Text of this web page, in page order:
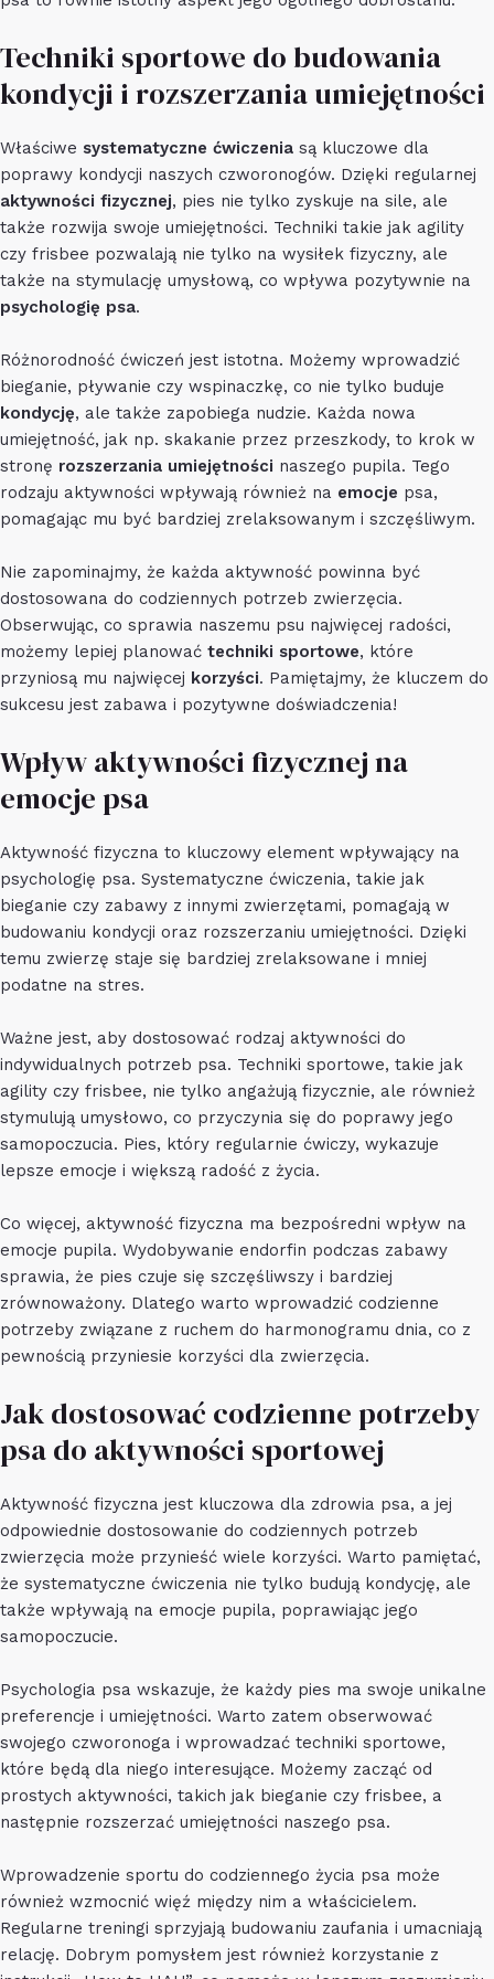
Techniki sportowe do budowania
kondycji i rozszerzania umiejętności
Właściwe systematyczne ćwiczenia są kluczowe dla
poprawy kondycji naszych czworonogów. Dzięki regularnej
aktywności fizycznej, pies nie tylko zyskuje na sile, ale
także rozwija swoje umiejętności. Techniki takie jak agility
czy frisbee pozwalają nie tylko na wysiłek fizyczny, ale
także na stymulację umysłową, co wpływa pozytywnie na
psychologię psa.
Różnorodność ćwiczeń jest istotna. Możemy wprowadzić
bieganie, pływanie czy wspinaczkę, co nie tylko buduje
kondycję, ale także zapobiega nudzie. Każda nowa
umiejętność, jak np. skakanie przez przeszkody, to krok w
stronę rozszerzania umiejętności naszego pupila. Tego
rodzaju aktywności wpływają również na emocje psa,
pomagając mu być bardziej zrelaksowanym i szczęśliwym.
Nie zapominajmy, że każda aktywność powinna być
dostosowana do codziennych potrzeb zwierzęcia.
Obserwując, co sprawia naszemu psu najwięcej radości,
możemy lepiej planować techniki sportowe, które
przyniosą mu najwięcej korzyści. Pamiętajmy, że kluczem do
sukcesu jest zabawa i pozytywne doświadczenia!
Wpływ aktywności fizycznej na
emocje psa
Aktywność fizyczna to kluczowy element wpływający na
psychologię psa. Systematyczne ćwiczenia, takie jak
bieganie czy zabawy z innymi zwierzętami, pomagają w
budowaniu kondycji oraz rozszerzaniu umiejętności. Dzięki
temu zwierzę staje się bardziej zrelaksowane i mniej
podatne na stres.
Ważne jest, aby dostosować rodzaj aktywności do
indywidualnych potrzeb psa. Techniki sportowe, takie jak
agility czy frisbee, nie tylko angażują fizycznie, ale również
stymulują umysłowo, co przyczynia się do poprawy jego
samopoczucia. Pies, który regularnie ćwiczy, wykazuje
lepsze emocje i większą radość z życia.
Co więcej, aktywność fizyczna ma bezpośredni wpływ na
emocje pupila. Wydobywanie endorfin podczas zabawy
sprawia, że pies czuje się szczęśliwszy i bardziej
zrównoważony. Dlatego warto wprowadzić codzienne
potrzeby związane z ruchem do harmonogramu dnia, co z
pewnością przyniesie korzyści dla zwierzęcia.
Jak dostosować codzienne potrzeby
psa do aktywności sportowej
Aktywność fizyczna jest kluczowa dla zdrowia psa, a jej
odpowiednie dostosowanie do codziennych potrzeb
zwierzęcia może przynieść wiele korzyści. Warto pamiętać,
że systematyczne ćwiczenia nie tylko budują kondycję, ale
także wpływają na emocje pupila, poprawiając jego
samopoczucie.
Psychologia psa wskazuje, że każdy pies ma swoje unikalne
preferencje i umiejętności. Warto zatem obserwować
swojego czworonoga i wprowadzać techniki sportowe,
które będą dla niego interesujące. Możemy zacząć od
prostych aktywności, takich jak bieganie czy frisbee, a
następnie rozszerzać umiejętności naszego psa.
Wprowadzenie sportu do codziennego życia psa może
również wzmocnić więź między nim a właścicielem.
Regularne treningi sprzyjają budowaniu zaufania i umacniają
relację. Dobrym pomysłem jest również korzystanie z